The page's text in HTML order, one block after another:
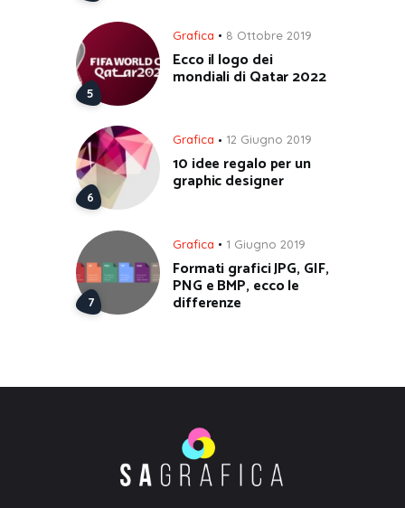
Grafica 8 Ottobre 2019
Ecco il logo dei
mondiali di Qatar 2022
Grafica 12 Giugno 2019
10 idee regalo per un
graphic designer
Grafica 1 Giugno 2019
Formati grafici JPG, GIF,
PNG e BMP, ecco le
differenze